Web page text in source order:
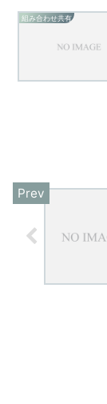
組み合わせ共有